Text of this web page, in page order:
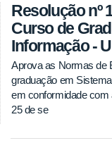
Resolução nº
Curso de
Informação -
Aprova as Normas de
graduação em
em conformidade com
25 de se